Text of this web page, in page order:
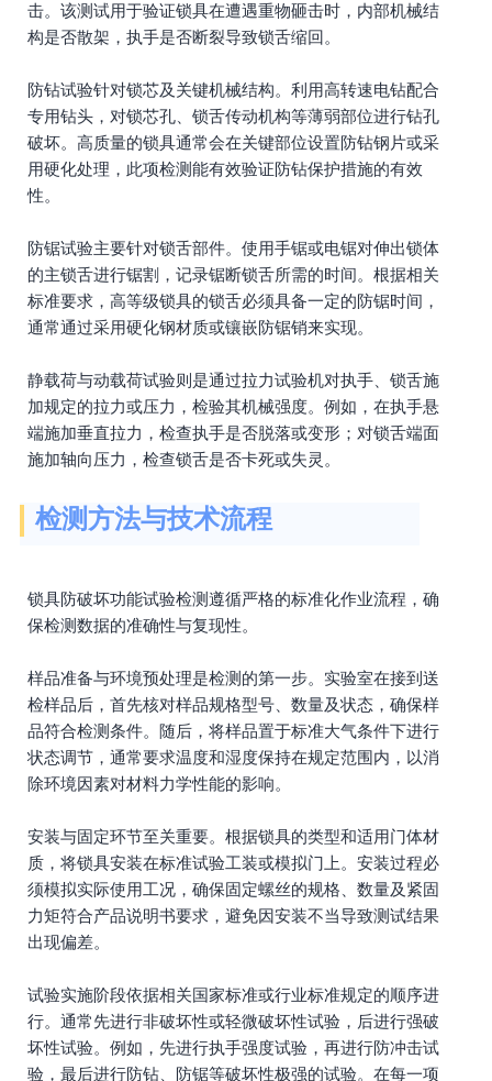
击。该测试用于验证锁具在遭遇重物砸击时，内部机械结
构是否散架，执手是否断裂导致锁舌缩回。
防钻试验针对锁芯及关键机械结构。利用高转速电钻配合
专用钻头，对锁芯孔、锁舌传动机构等薄弱部位进行钻孔
破坏。高质量的锁具通常会在关键部位设置防钻钢片或采
用硬化处理，此项检测能有效验证防钻保护措施的有效
性。
防锯试验主要针对锁舌部件。使用手锯或电锯对伸出锁体
的主锁舌进行锯割，记录锯断锁舌所需的时间。根据相关
标准要求，高等级锁具的锁舌必须具备一定的防锯时间，
通常通过采用硬化钢材质或镶嵌防锯销来实现。
静载荷与动载荷试验则是通过拉力试验机对执手、锁舌施
加规定的拉力或压力，检验其机械强度。例如，在执手悬
端施加垂直拉力，检查执手是否脱落或变形；对锁舌端面
施加轴向压力，检查锁舌是否卡死或失灵。
检测方法与技术流程
锁具防破坏功能试验检测遵循严格的标准化作业流程，确
保检测数据的准确性与复现性。
样品准备与环境预处理是检测的第一步。实验室在接到送
检样品后，首先核对样品规格型号、数量及状态，确保样
品符合检测条件。随后，将样品置于标准大气条件下进行
状态调节，通常要求温度和湿度保持在规定范围内，以消
除环境因素对材料力学性能的影响。
安装与固定环节至关重要。根据锁具的类型和适用门体材
质，将锁具安装在标准试验工装或模拟门上。安装过程必
须模拟实际使用工况，确保固定螺丝的规格、数量及紧固
力矩符合产品说明书要求，避免因安装不当导致测试结果
出现偏差。
试验实施阶段依据相关国家标准或行业标准规定的顺序进
行。通常先进行非破坏性或轻微破坏性试验，后进行强破
坏性试验。例如，先进行执手强度试验，再进行防冲击试
验，最后进行防钻、防锯等破坏性极强的试验。在每一项